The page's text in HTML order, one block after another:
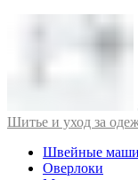
Шитье и уход за
Швейные
Оверлоки